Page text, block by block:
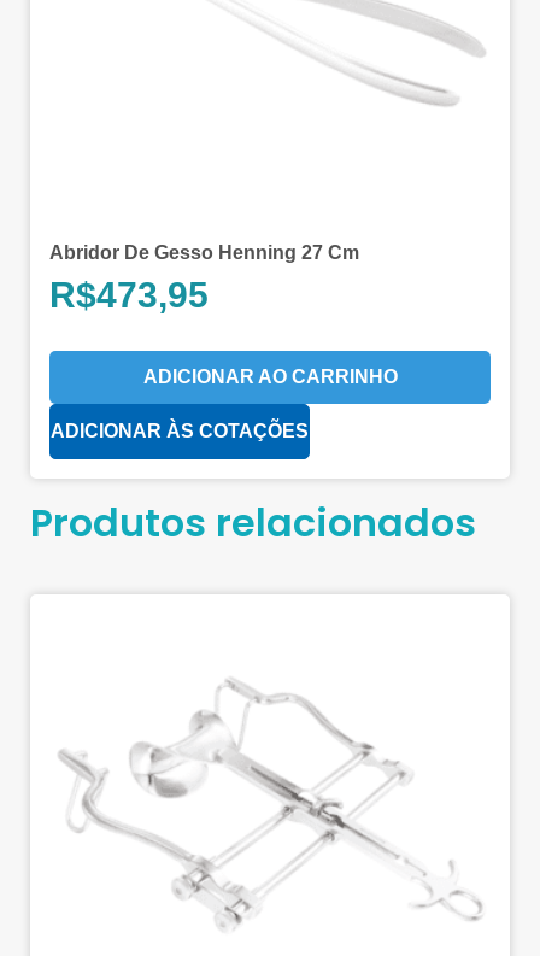
Abridor De Gesso Henning 27 Cm
R$473,95
ADICIONAR AO CARRINHO
ADICIONAR ÀS COTAÇÕES
Produtos relacionados